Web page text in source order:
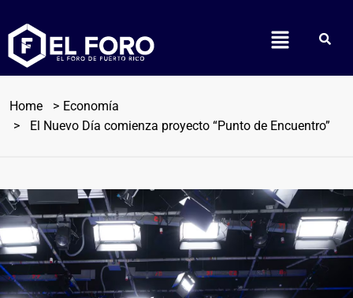
Home
Economía
El Nuevo Día comienza proyecto “Punto de Encuentro”